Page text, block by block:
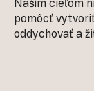
pomôcť
oddychovať a